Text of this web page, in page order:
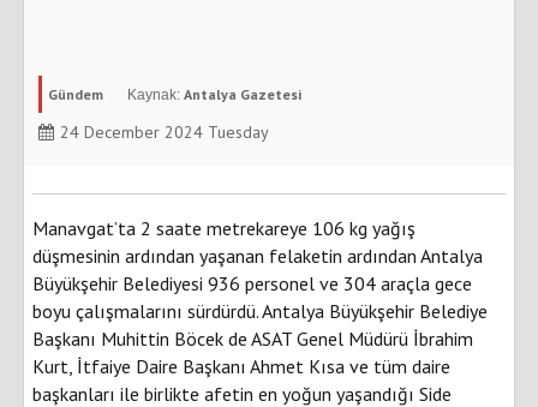
Gündem Antalya Gazetesi
24 December 2024 Tuesday
Manavgat’ta 2 saate metrekareye 106 kg yağış
düşmesinin ardından yaşanan felaketin ardından Antalya
Büyükşehir Belediyesi 936 personel ve 304 araçla gece
boyu çalışmalarını sürdürdü. Antalya Büyükşehir Belediye
Başkanı Muhittin Böcek de ASAT Genel Müdürü İbrahim
Kurt, İtfaiye Daire Başkanı Ahmet Kısa ve tüm daire
başkanları ile birlikte afetin en yoğun yaşandığı Side